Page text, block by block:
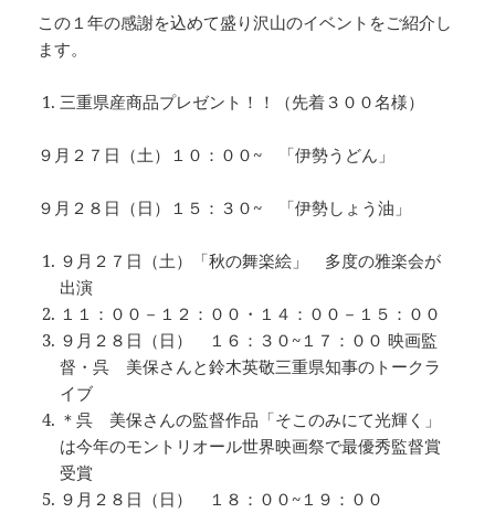
この１年の感謝を込めて盛り沢山のイベントをご紹介し
ます。
三重県産商品プレゼント！！（先着３００名様）
９月２７日（土）１０：００~ 「伊勢うどん」
９月２８日（日）１５：３０~ 「伊勢しょう油」
９月２７日（土）「秋の舞楽絵」 多度の雅楽会が
出演
１１：００－１２：００・１４：００－１５：００
９月２８日（日） １６：３０~１７：００ 映画監
督・呉 美保さんと鈴木英敬三重県知事のトークラ
イブ
＊呉 美保さんの監督作品「そこのみにて光輝く」
は今年のモントリオール世界映画祭で最優秀監督賞
受賞
９月２８日（日） １８：００~１９：００